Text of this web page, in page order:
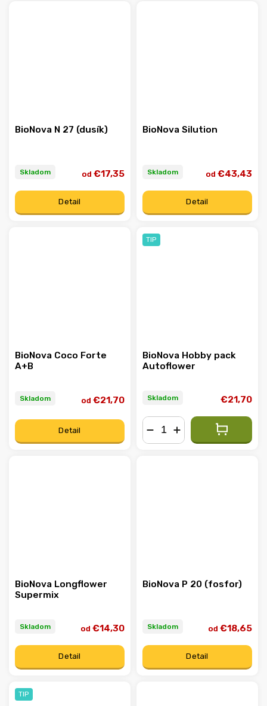
BioNova N 27 (dusík)
Skladom od €17,35
Detail
BioNova Silution
Skladom od €43,43
Detail
BioNova Coco Forte
A+B
Skladom od €21,70
Detail
TIP
BioNova Hobby pack
Autoflower
Skladom €21,70
BioNova Longflower
Supermix
Skladom od €14,30
Detail
BioNova P 20 (fosfor)
Skladom od €18,65
Detail
TIP